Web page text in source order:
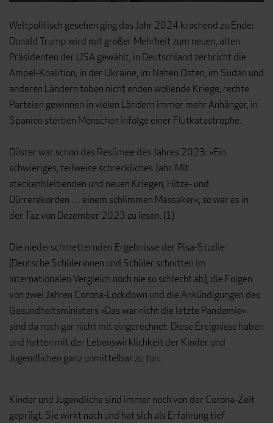
Weltpolitisch gesehen ging das Jahr 2024 krachend zu Ende:
Donald Trump wird mit großer Mehrheit zum neuen, alten
Präsidenten der USA gewählt, in Deutschland zerbricht die
Ampel-Koalition, in der Ukraine, im Nahen Osten, im Sudan und
anderen Ländern toben nicht enden wollende Kriege, rechte
Parteien gewinnen in vielen Ländern immer mehr Anhänger, in
Spanien sterben Menschen infolge einer Flutkatastrophe.
Düster war schon das Resümee des Jahres 2023: »Ein
schwieriges, teilweise schreckliches Jahr. Mit
steckenbleibenden und neuen Kriegen, Hitze- und
Dürrerekorden … einem schlimmen Massaker«, so war es in
der Taz von Dezember 2023 zu lesen. (1)
Die niederschmetternden Ergebnisse der Pisa-Studie
(Deutsche Schülerinnen und Schüler schnitten im
internationalen Vergleich noch nie so schlecht ab), die Folgen
von zwei Jahren Corona-Lockdown und die Ankündigungen des
Gesundheitsministers »Das war nicht die letzte Pandemie«
sind da noch gar nicht mit eingerechnet. Diese Ereignisse haben
und hatten mit der Lebenswirklichkeit der Kinder und
Jugendlichen ganz unmittelbar zu tun.
Kinder und Jugendliche sind immer noch von der Corona-Zeit
geprägt. Sie wirkt nach und hat sich als Erfahrung tief